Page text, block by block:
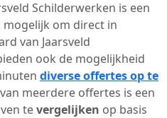
Schilderwerken is een
om direct in
van Jaarsveld
ook de mogelijkheid
diverse offertes op te
meerdere offertes is een
tevergelijken op basis